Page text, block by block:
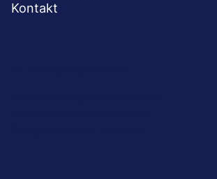
Kontakt